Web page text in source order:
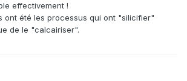
effectivement !
ont été les processus qui ont "silicifier"
de le "calcairiser".